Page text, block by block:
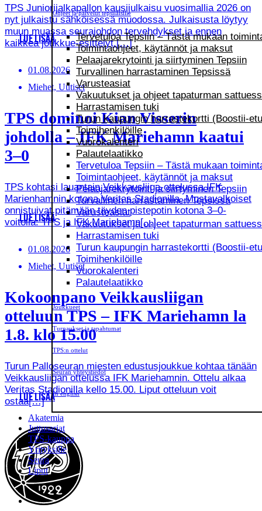
Ohjeet ja palvelut tepsiläisille
Tervetuloa Tepsiin – Tästä mukaan
Toimintaohjeet, käytännöt ja maksut
Pelaajarekrytointi ja siirtyminen Tepsiin
Turvallinen harrastaminen Tepsissä
Varusteasiat
Vakuutukset ja ohjeet tapaturman
Harrastamisen tuki
Turun kaupungin harrastekortti (Boostii-
Toimihenkilöille
Vuorokalenteri
Palautelaatikko
Tervetuloa Tepsiin – Tästä mukaan
Toimintaohjeet, käytännöt ja maksut
Pelaajarekrytointi ja siirtyminen Tepsiin
Turvallinen harrastaminen Tepsissä
Varusteasiat
Vakuutukset ja ohjeet tapaturman
Harrastamisen tuki
Turun kaupungin harrastekortti (Boostii-
Toimihenkilöille
Vuorokalenteri
Palautelaatikko
Joukkueet
Turnaukset ja tapahtumat
TPS:n ottelut
Seuran yhteystiedot
In english
Akatemia
Juttusarjat
TPS-kauppa
Yrityksille
Seura
Liput
TPS Juniorijalkapallon kausijulkaisu vuosimallia 2026 on
nyt julkaistu sähköisessä muodossa. Julkaisusta löytyy
muun muassa seurajohdon tervehdykset ja ennen
kaikkea joukkue-esittelyt.[…]
LUE LISÄÄ
01.08.2026
Miehet, Uutiset
TPS dominoi Kian Visserin
johdolla – IFK Mariehamn kaatui
3–0
TPS kohtasi lauantain Veikkausliiga-ottelussa IFK
Marienhamnin kotona Veritas Stadionilla. Mustavalkoiset
onnistuivat pitämään täyden pistepotin kotona 3–0-
voitolla. TPS ja IFK Mariehamn[…]
LUE LISÄÄ
01.08.2026
Miehet, Uutiset
Kokoonpano Veikkausliigan
otteluun TPS – IFK Mariehamn la
1.8. klo 15.00
Turun Palloseuran miesten edustusjoukkue kohtaa tänään
Veikkausliigan ottelussa IFK Mariehamnin. Ottelu alkaa
Veritas Stadionilla kello 15.00. Liput otteluun voit
ostaa[…]
LUE LISÄÄ